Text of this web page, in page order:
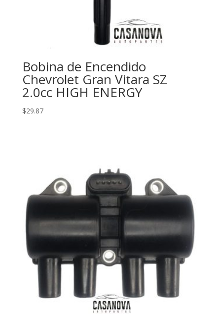
Bobina de Encendido
Chevrolet Gran Vitara SZ
2.0cc HIGH ENERGY
$29.87